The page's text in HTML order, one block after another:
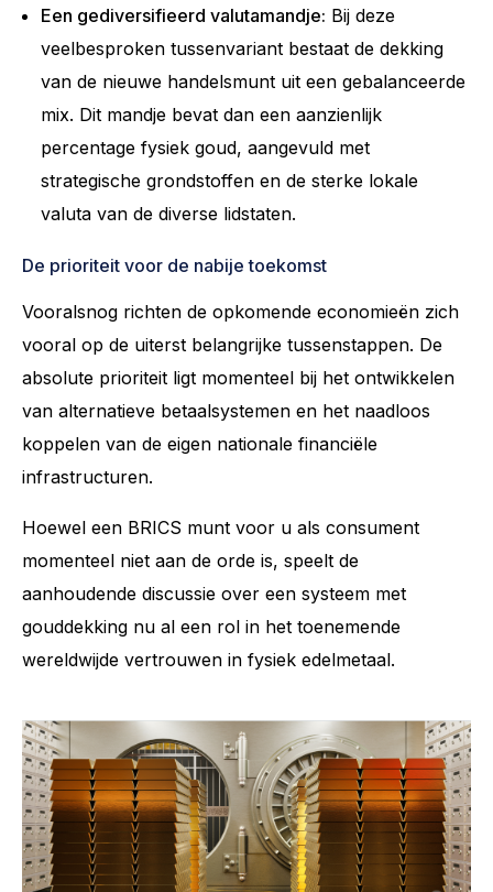
Een gediversifieerd valutamandje: Bij deze
veelbesproken tussenvariant bestaat de dekking
van de nieuwe handelsmunt uit een gebalanceerde
mix. Dit mandje bevat dan een aanzienlijk
percentage fysiek goud, aangevuld met
strategische grondstoffen en de sterke lokale
valuta van de diverse lidstaten.
De prioriteit voor de nabije toekomst
Vooralsnog richten de opkomende economieën zich
vooral op de uiterst belangrijke tussenstappen. De
absolute prioriteit ligt momenteel bij het ontwikkelen
van alternatieve betaalsystemen en het naadloos
koppelen van de eigen nationale financiële
infrastructuren.
Hoewel een BRICS munt voor u als consument
momenteel niet aan de orde is, speelt de
aanhoudende discussie over een systeem met
gouddekking nu al een rol in het toenemende
wereldwijde vertrouwen in fysiek edelmetaal.